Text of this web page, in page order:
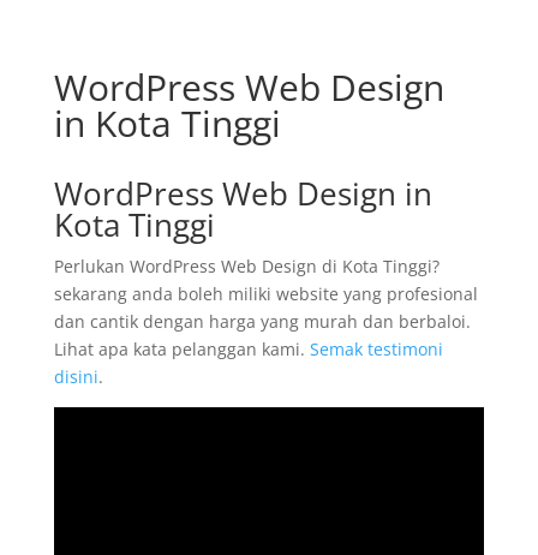
WordPress Web Design
in Kota Tinggi
WordPress Web Design in
Kota Tinggi
Perlukan WordPress Web Design di Kota Tinggi?
sekarang anda boleh miliki website yang profesional
dan cantik dengan harga yang murah dan berbaloi.
Lihat apa kata pelanggan kami. Semak testimoni
disini.